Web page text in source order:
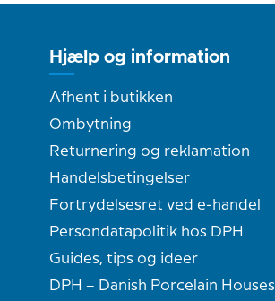
Hjælp og information
Afhent i butikken
Ombytning
Returnering og reklamation
Handelsbetingelser
Fortrydelsesret ved e-handel
Persondatapolitik hos DPH
Guides, tips og ideer
DPH – Danish Porcelain Houses